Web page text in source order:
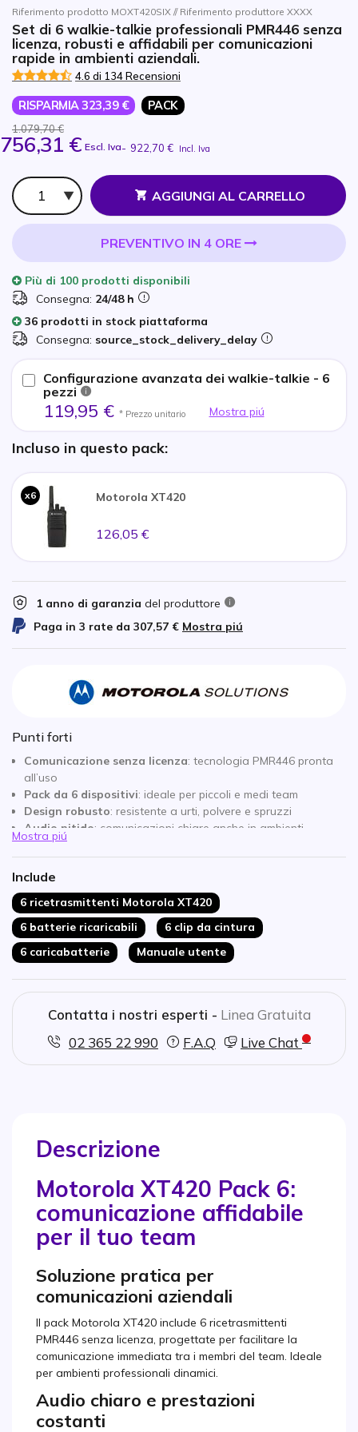
Riferimento prodotto MOXT420SIX // Riferimento produttore XXXX
Set di 6 walkie-talkie professionali PMR446 senza
licenza, robusti e affidabili per comunicazioni
rapide in ambienti aziendali.
4.6 di 134 Recensioni
RISPARMIA 323,39 € PACK
1.079,70 €
756,31 € Escl. Iva- 922,70 € Incl. Iva
Qtà
AGGIUNGI AL CARRELLO
PREVENTIVO IN 4 ORE
Più di 100 prodotti disponibili
Consegna: 24/48 h
36 prodotti in stock piattaforma
Consegna: source_stock_delivery_delay
Configurazione avanzata dei walkie-talkie - 6
pezzi
119,95 € * Prezzo unitario Mostra piú
Incluso in questo pack:
x6 Motorola XT420
126,05 €
1 anno di garanzia del produttore
Paga in 3 rate da 307,57 € Mostra piú
Punti forti
Comunicazione senza licenza: tecnologia PMR446 pronta
all’uso
Pack da 6 dispositivi: ideale per piccoli e medi team
Design robusto: resistente a urti, polvere e spruzzi
Audio nitido: comunicazioni chiare anche in ambienti
rumorosi
Autonomia elevata: copre interi turni di lavoro
Facile utilizzo
Mostra piú
Include
6 ricetrasmittenti Motorola XT420
6 batterie ricaricabili
6 clip da cintura
6 caricabatterie
Manuale utente
Contatta i nostri esperti - Linea Gratuita
02 365 22 990
F.A.Q Live Chat
Descrizione
Motorola XT420 Pack 6:
comunicazione affidabile
per il tuo team
Soluzione pratica per
comunicazioni aziendali
Il pack Motorola XT420 include 6 ricetrasmittenti
PMR446 senza licenza, progettate per facilitare la
comunicazione immediata tra i membri del team. Ideale
per ambienti professionali dinamici.
Audio chiaro e prestazioni
costanti